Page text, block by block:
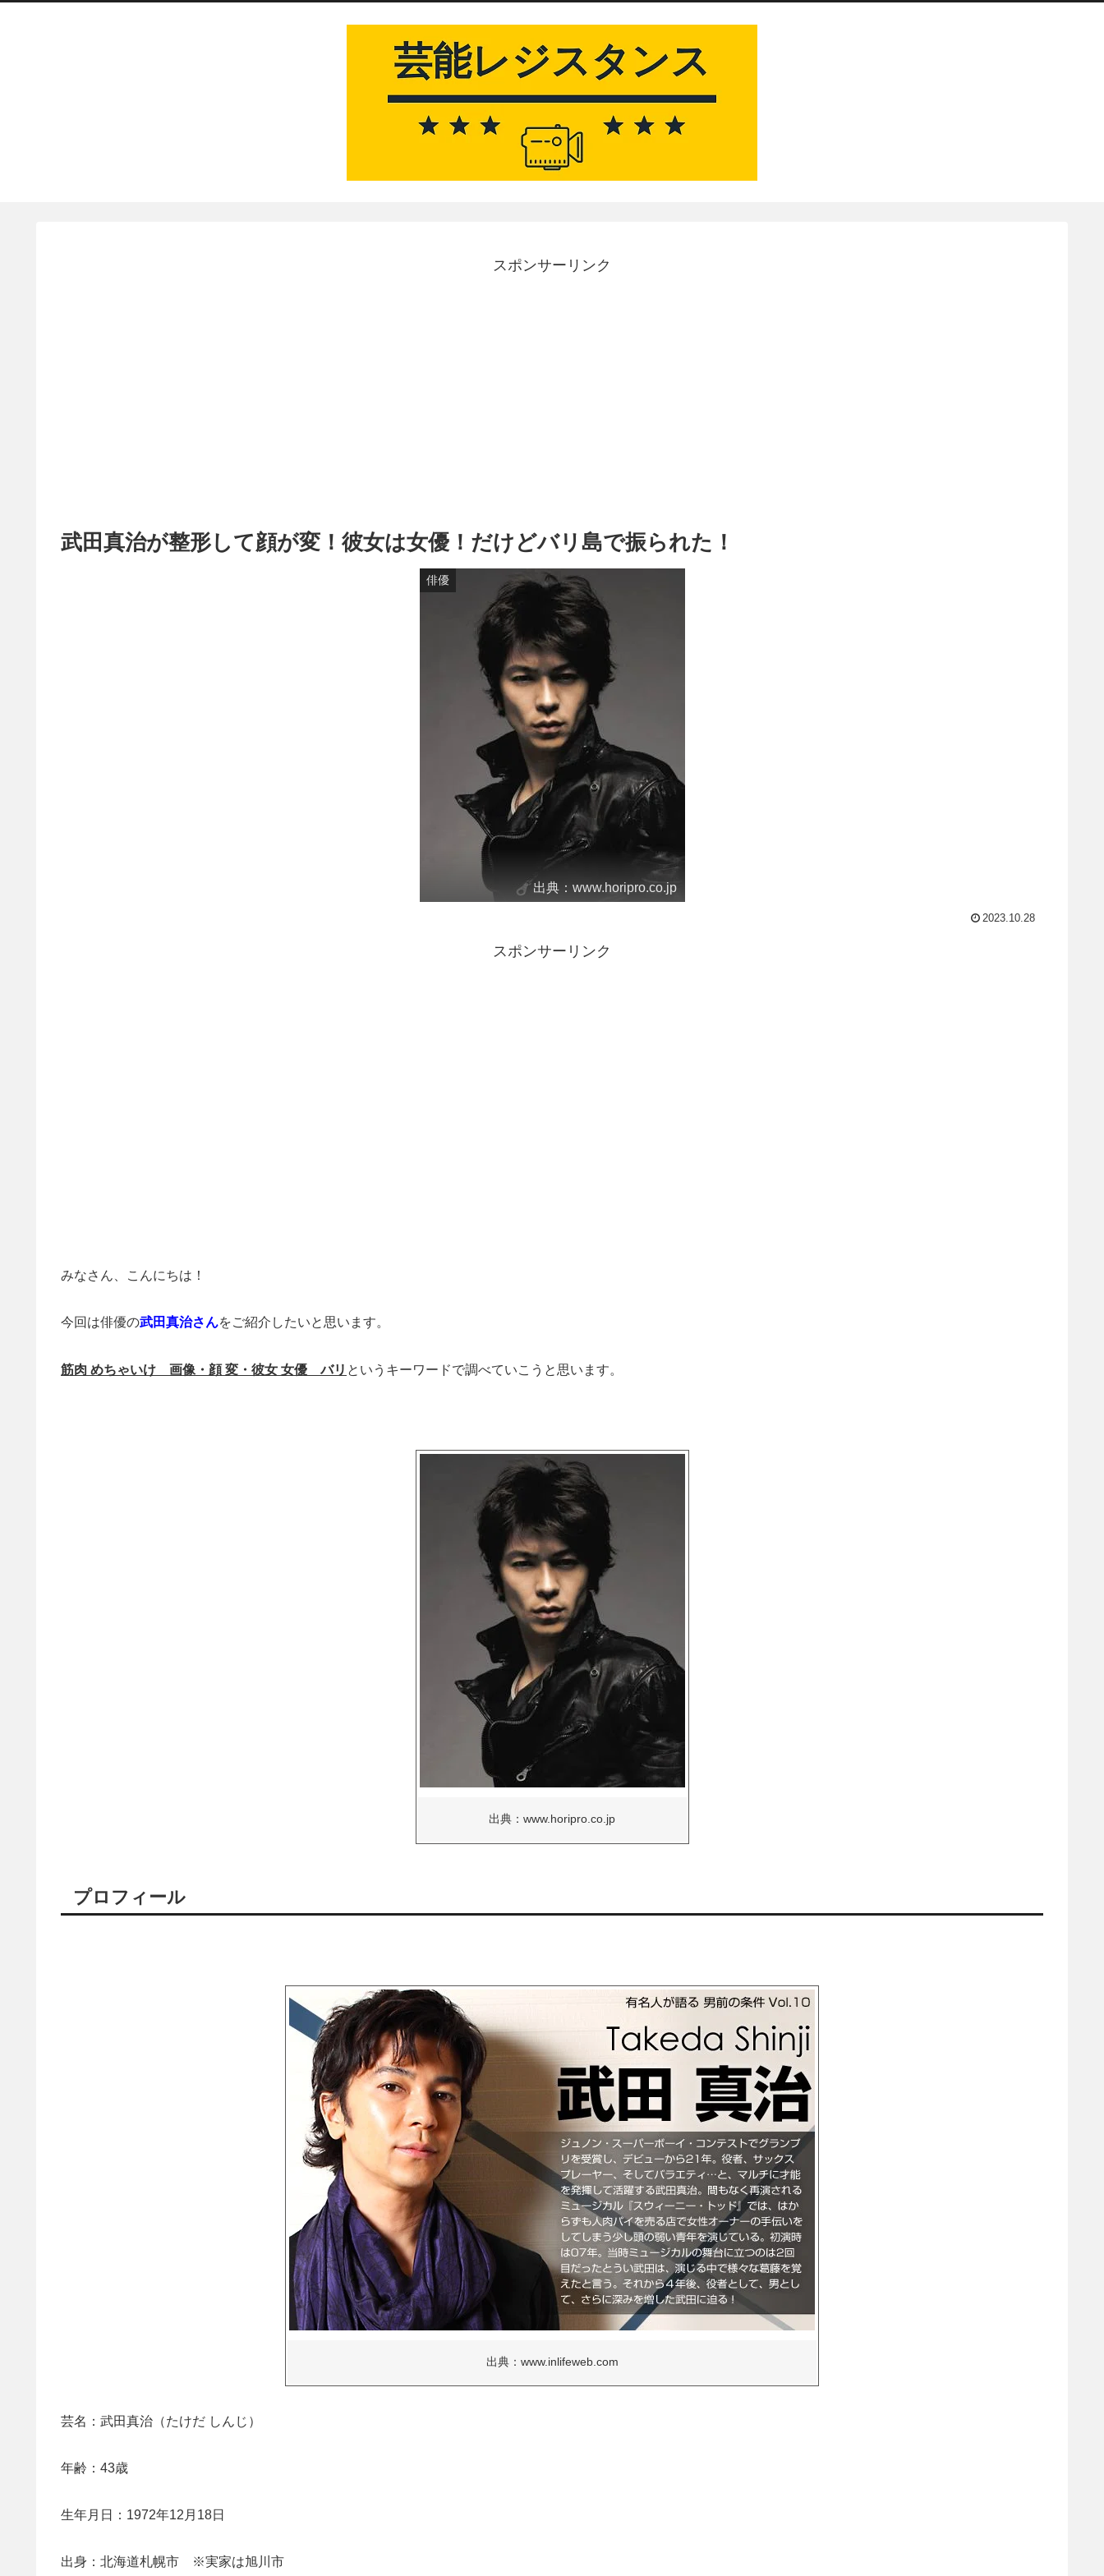
スポンサーリンク
武田真治が整形して顔が変！彼女は女優！だけどバリ島で振られた！
俳優
出典：www.horipro.co.jp
2023.10.28
スポンサーリンク
みなさん、こんにちは！
今回は俳優の武田真治さんをご紹介したいと思います。
筋肉 めちゃいけ 画像・顔 変・彼女 女優 バリ というキーワードで調べていこうと思います。
出典：www.horipro.co.jp
プロフィール
出典：www.inlifeweb.com
芸名：武田真治（たけだ しんじ）
年齢：43歳
生年月日：1972年12月18日
出身：北海道札幌市 ※実家は旭川市